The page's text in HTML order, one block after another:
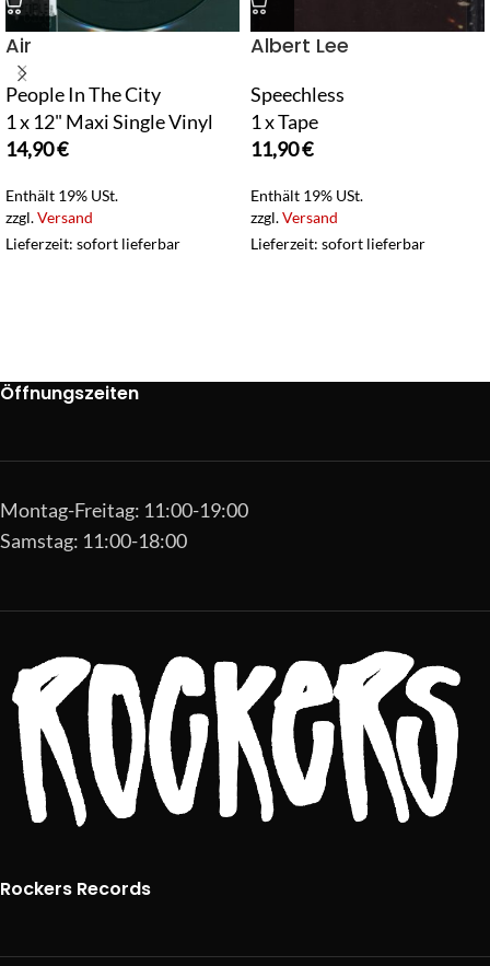
Air
People In The City
1 x 12" Maxi Single Vinyl
14,90€
Enthält 19% USt.
zzgl.Versand
Lieferzeit: sofort lieferbar
Albert Lee
Speechless
1 x Tape
11,90€
Enthält 19% USt.
zzgl.Versand
Lieferzeit: sofort lieferbar
Öffnungszeiten
Montag-Freitag: 11:00-19:00
Samstag: 11:00-18:00
Rockers Records